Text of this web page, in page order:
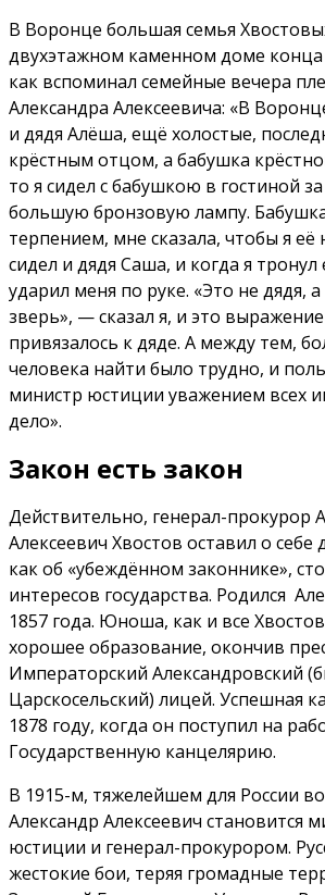
В Воронце большая семья
двухэтажном каменном доме конца
как вспоминал семейные вечера
Александра Алексеевича: «В
и дядя Алёша, ещё холостые,
крёстным отцом, а бабушка
то я сидел с бабушкою в гостиной
большую бронзовую лампу.
терпением, мне сказала, чтобы я её
сидел и дядя Саша, и когда я тронул
ударил меня по руке. «Это не дядя,
зверь», — сказал я, и это
привязалось к дяде. А между тем,
человека найти было трудно, и
министр юстиции уважением всех
дело».
Закон есть закон
Действительно, генерал-прокурор
Алексеевич Хвостов оставил о
как об «убеждённом законнике»,
интересов государства. Родился
1857 года. Юноша, как и все
хорошее образование, окончив
Императорский Александровский
Царскосельский) лицей. Успешная
1878 году, когда он поступил на
Государственную канцелярию.
В 1915-м, тяжелейшем для России
Александр Алексеевич становится
юстиции и генерал-прокурором.
жестокие бои, теряя громадные